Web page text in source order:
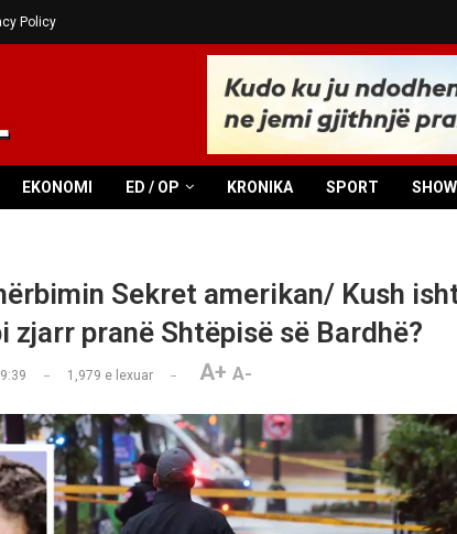
Policy
EKONOMI ED / OP KRONIKA SPORT
Sekret amerikan/ Kush
zjarr pranë Shtëpisë së Bardhë?
1,979 e lexuar A+ A-